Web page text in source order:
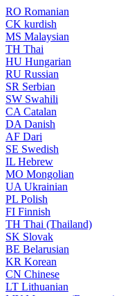
RO Romanian
CK kurdish
MS Malaysian
TH Thai
HU Hungarian
RU Russian
SR Serbian
SW Swahili
CA Catalan
DA Danish
AF Dari
SE Swedish
IL Hebrew
MO Mongolian
UA Ukrainian
PL Polish
FI Finnish
TH Thai (Thailand)
SK Slovak
BE Belarusian
KR Korean
CN Chinese
LT Lithuanian